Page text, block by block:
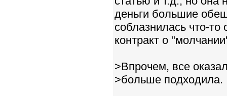
деньги большие
соблазнилась что-
контракт о
>Впрочем, все
>больше подходила.